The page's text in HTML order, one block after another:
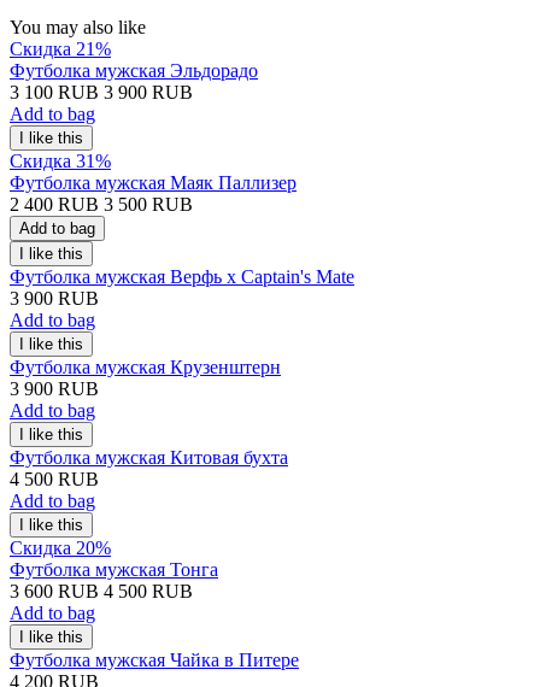
You may also like
Скидка 21%
Футболка мужская Эльдорадо
3 100 RUB 3 900 RUB
Add to bag
Скидка 31%
Футболка мужская Маяк Паллизер
2 400 RUB 3 500 RUB
Add to bag
Футболка мужская Верфь х Captain's Mate
3 900 RUB
Add to bag
Футболка мужская Крузенштерн
3 900 RUB
Add to bag
Футболка мужская Китовая бухта
4 500 RUB
Add to bag
Скидка 20%
Футболка мужская Тонга
3 600 RUB 4 500 RUB
Add to bag
Футболка мужская Чайка в Питере
4 200 RUB